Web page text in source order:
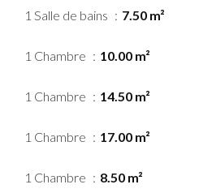
1 Salle de bains 7.50 m²
1 Chambre 10.00 m²
1 Chambre 14.50 m²
1 Chambre 17.00 m²
1 Chambre 8.50 m²